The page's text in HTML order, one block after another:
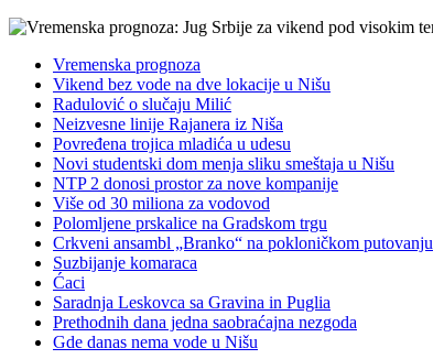
Vremenska prognoza
Vikend bez vode na dve lokacije u Nišu
Radulović o slučaju Milić
Neizvesne linije Rajanera iz Niša
Povređena trojica mladića u udesu
Novi studentski dom menja sliku smeštaja u Nišu
NTP 2 donosi prostor za nove kompanije
Više od 30 miliona za vodovod
Polomljene prskalice na Gradskom trgu
Crkveni ansambl „Branko“ na pokloničkom putovanju
Suzbijanje komaraca
Ćaci
Saradnja Leskovca sa Gravina in Puglia
Prethodnih dana jedna saobraćajna nezgoda
Gde danas nema vode u Nišu